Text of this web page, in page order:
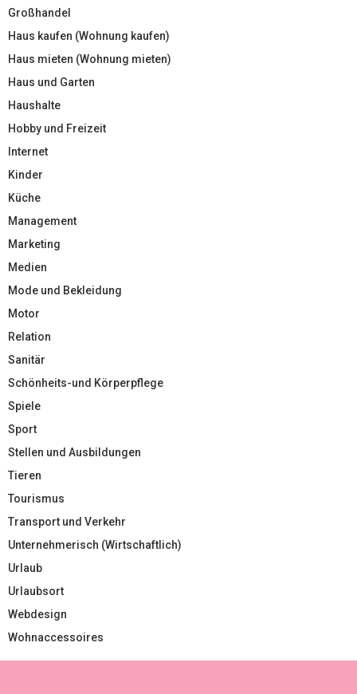
Großhandel
Haus kaufen (Wohnung kaufen)
Haus mieten (Wohnung mieten)
Haus und Garten
Haushalte
Hobby und Freizeit
Internet
Kinder
Küche
Management
Marketing
Medien
Mode und Bekleidung
Motor
Relation
Sanitär
Schönheits-und Körperpflege
Spiele
Sport
Stellen und Ausbildungen
Tieren
Tourismus
Transport und Verkehr
Unternehmerisch (Wirtschaftlich)
Urlaub
Urlaubsort
Webdesign
Wohnaccessoires